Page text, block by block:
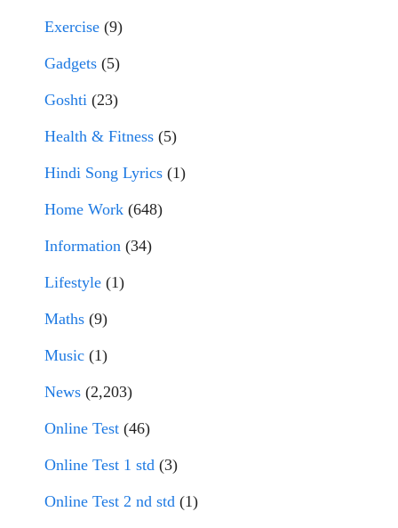
Exercise (9)
Gadgets (5)
Goshti (23)
Health & Fitness (5)
Hindi Song Lyrics (1)
Home Work (648)
Information (34)
Lifestyle (1)
Maths (9)
Music (1)
News (2,203)
Online Test (46)
Online Test 1 std (3)
Online Test 2 nd std (1)